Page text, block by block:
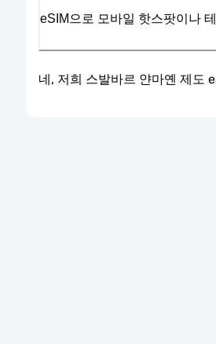
eSIM으로 모바일 핫스팟이나
네, 저희 스발바르 얀마옌 제도